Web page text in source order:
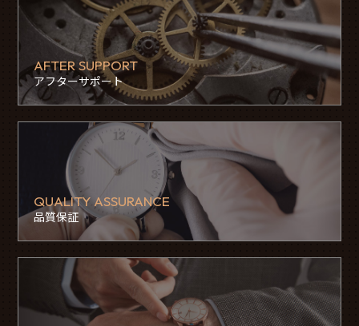
AFTER SUPPORT
アフターサポート
QUALITY ASSURANCE
品質保証